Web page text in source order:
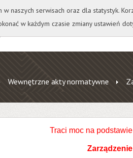
Wirtualna Uczelnia A A A
Wewnętrzne akty normatywne
Traci moc na
naszych serwisach oraz dla statystyk.
w każdym czasie zmiany ustawień